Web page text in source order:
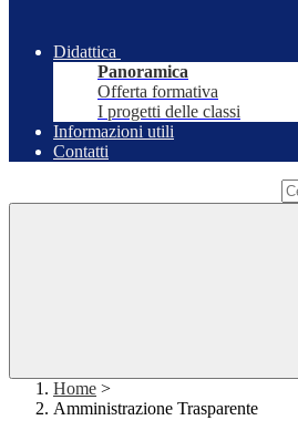
Didattica
Panoramica
Offerta formativa
I progetti delle classi
Informazioni utili
Contatti
Home >
Amministrazione Trasparente